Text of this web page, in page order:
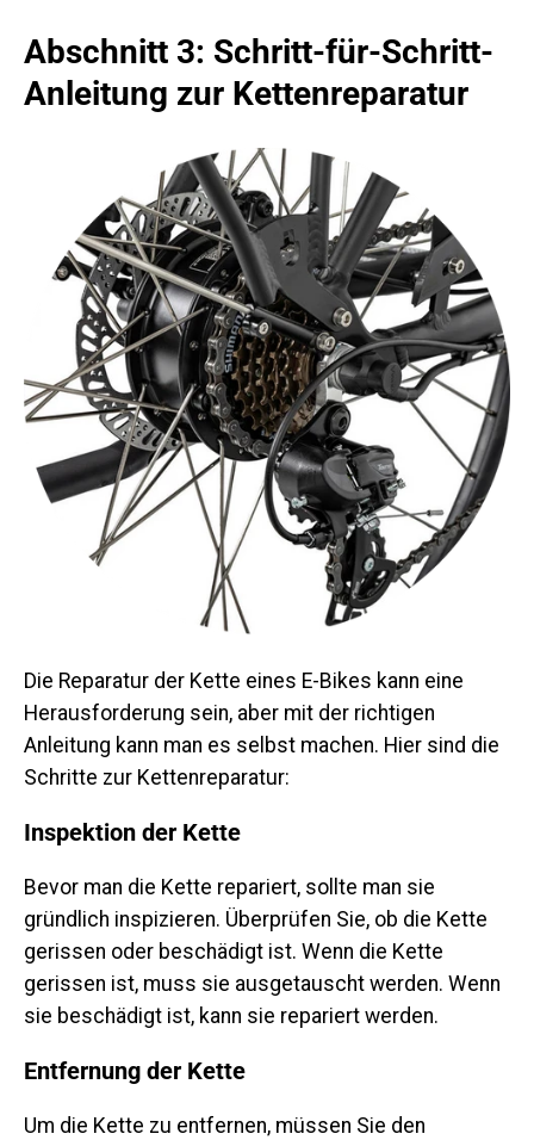
Abschnitt 3: Schritt-für-Schritt-
Anleitung zur Kettenreparatur
Die Reparatur der Kette eines E-Bikes kann eine
Herausforderung sein, aber mit der richtigen
Anleitung kann man es selbst machen. Hier sind die
Schritte zur Kettenreparatur:
Inspektion der Kette
Bevor man die Kette repariert, sollte man sie
gründlich inspizieren. Überprüfen Sie, ob die Kette
gerissen oder beschädigt ist. Wenn die Kette
gerissen ist, muss sie ausgetauscht werden. Wenn
sie beschädigt ist, kann sie repariert werden.
Entfernung der Kette
Um die Kette zu entfernen, müssen Sie den